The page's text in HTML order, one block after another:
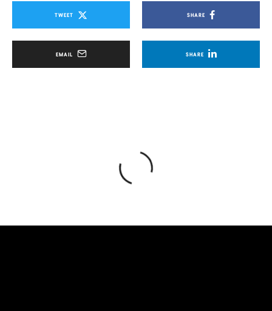
SHARE
TWEET
SHARE
EMAIL